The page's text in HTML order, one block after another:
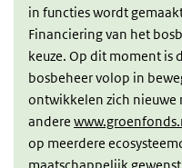
in functies wordt
Financiering van het
keuze. Op dit moment is
bosbeheer volop in
ontwikkelen zich nieuwe
andere
op meerdere